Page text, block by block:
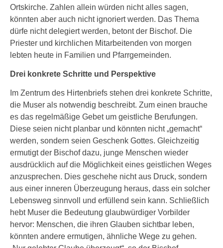
Ortskirche. Zahlen allein würden nicht alles sagen,
könnten aber auch nicht ignoriert werden. Das Thema
dürfe nicht delegiert werden, betont der Bischof. Die
Priester und kirchlichen Mitarbeitenden von morgen
lebten heute in Familien und Pfarrgemeinden.
Drei konkrete Schritte und Perspektive
Im Zentrum des Hirtenbriefs stehen drei konkrete Schritte,
die Muser als notwendig beschreibt. Zum einen brauche
es das regelmäßige Gebet um geistliche Berufungen.
Diese seien nicht planbar und könnten nicht „gemacht“
werden, sondern seien Geschenk Gottes. Gleichzeitig
ermutigt der Bischof dazu, junge Menschen wieder
ausdrücklich auf die Möglichkeit eines geistlichen Weges
anzusprechen. Dies geschehe nicht aus Druck, sondern
aus einer inneren Überzeugung heraus, dass ein solcher
Lebensweg sinnvoll und erfüllend sein kann. Schließlich
hebt Muser die Bedeutung glaubwürdiger Vorbilder
hervor: Menschen, die ihren Glauben sichtbar leben,
könnten andere ermutigen, ähnliche Wege zu gehen.